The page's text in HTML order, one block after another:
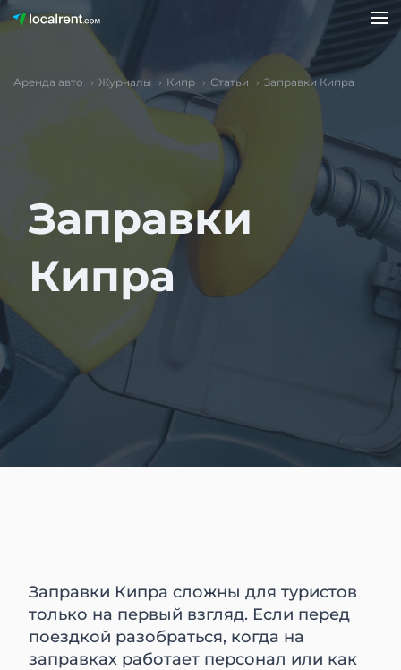
Аренда авто Журналы Кипр Статьи Заправки Кипра
Заправки
Кипра
Заправки Кипра сложны для туристов
только на первый взгляд. Если перед
поездкой разобраться, когда на
заправках работает персонал или как